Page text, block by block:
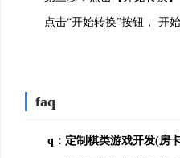
点击“开始转换”按钮， 开始
faq
q：定制棋类游戏开发(房卡